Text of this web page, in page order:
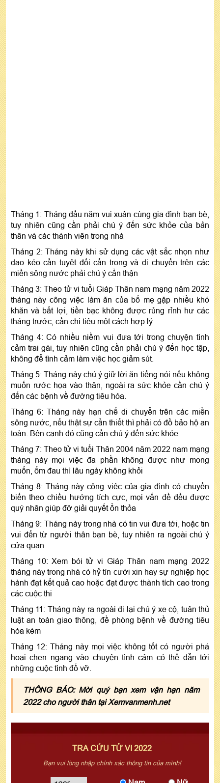
Tháng 1: Tháng đầu năm vui xuân cùng gia đình bạn bè,
tuy nhiên cũng cần phải chú ý đến sức khỏe của bản
thân và các thành viên trong nhà
Tháng 2: Tháng này khi sử dụng các vật sắc nhọn như
dao kéo cần tuyệt đối cẩn trọng và di chuyển trên các
miền sông nước phải chú ý cẩn thận
Tháng 3: Theo tử vi tuổi Giáp Thân nam mạng năm 2022
tháng này công việc làm ăn của bố mẹ gặp nhiều khó
khăn và bất lợi, tiền bạc không được rủng rỉnh hư các
tháng trước, cần chi tiêu một cách hợp lý
Tháng 4: Có nhiều niềm vui đưa tới trong chuyện tình
cảm trai gái, tuy nhiên cũng cần phải chú ý đến học tập,
không để tình cảm làm việc học giảm sút.
Tháng 5: Tháng này chú ý giữ lời ăn tiếng nói nếu không
muốn rước họa vào thân, ngoài ra sức khỏe cần chú ý
đến các bệnh về đường tiêu hóa.
Tháng 6: Tháng này hạn chế di chuyển trên các miền
sông nước, nếu thật sự cần thiết thì phải có đồ bảo hộ an
toàn. Bên cạnh đó cũng cần chú ý đến sức khỏe
Tháng 7: Theo tử vi tuổi Thân 2004 năm 2022 nam mạng
tháng này mọi việc đa phần không được như mong
muốn, ốm đau thì lâu ngày không khỏi
Tháng 8: Tháng này công việc của gia đình có chuyển
biến theo chiều hướng tích cực, mọi vấn đề đều được
quý nhân giúp đỡ giải quyết ổn thỏa
Tháng 9: Tháng này trong nhà có tin vui đưa tới, hoặc tin
vui đến từ người thân bạn bè, tuy nhiên ra ngoài chú ý
cửa quan
Tháng 10: Xem bói tử vi Giáp Thân nam mạng 2022
tháng này trong nhà có hỷ tín cưới xin hay sự nghiệp học
hành đạt kết quả cao hoặc đạt được thành tích cao trong
các cuộc thi
Tháng 11: Tháng này ra ngoài đi lại chú ý xe cộ, tuân thủ
luật an toàn giao thông, đề phòng bệnh về đường tiêu
hóa kém
Tháng 12: Tháng này mọi việc không tốt có người phá
hoại chen ngang vào chuyện tình cảm có thể dẫn tới
những cuộc tình đổ vỡ.
THÔNG BÁO: Mời quý bạn xem vận hạn năm
2022 cho người thân tại Xemvanmenh.net
TRA CỨU TỬ VI 2022
Bạn vui lòng nhập chính xác thông tin của mình!